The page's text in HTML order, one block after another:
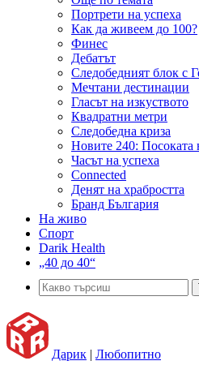
Портрети на успеха
Как да живеем до 100?
Финес
Дебатът
Следобедният блок с
Мечтани дестинации
Гласът на изкуството
Квадратни метри
Следобедна криза
Новите 240: Посоката
Часът на успеха
Connected
Денят на храбростта
Бранд България
На живо
Спорт
Darik Health
„40 до 40“
Дарик | Любопитно